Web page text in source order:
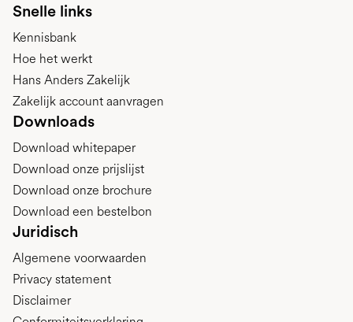
Snelle links
Kennisbank
Hoe het werkt
Hans Anders Zakelijk
Zakelijk account aanvragen
Downloads
Download whitepaper
Download onze prijslijst
Download onze brochure
Download een bestelbon
Juridisch
Algemene voorwaarden
Privacy statement
Disclaimer